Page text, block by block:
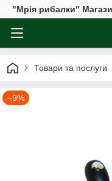
"Мрія рибалки"
Товари та послуги
–9%